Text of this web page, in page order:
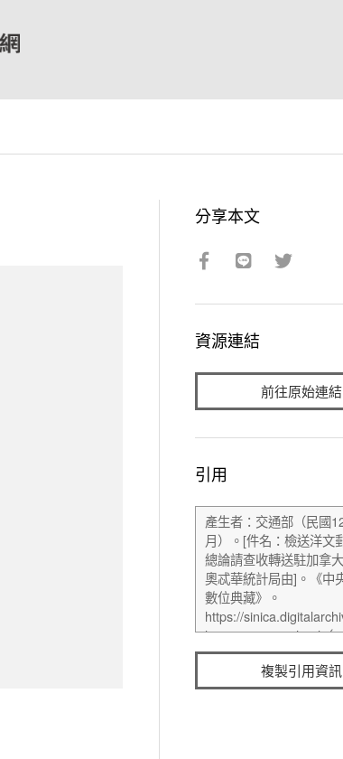
分享本文
資源連結
前往原始連結
引用
複製引用資訊